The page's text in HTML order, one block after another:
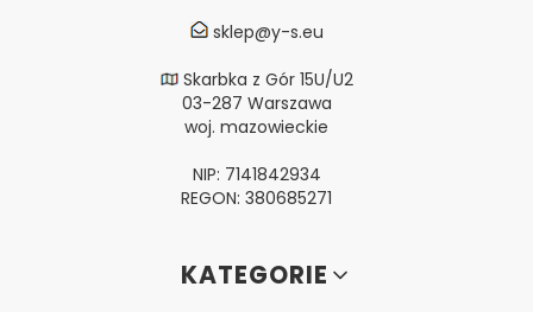
sklep@y-s.eu
Skarbka z Gór 15U/U2
03-287 Warszawa
woj. mazowieckie
NIP: 7141842934
REGON: 380685271
Linki w stopceKATEGORIE